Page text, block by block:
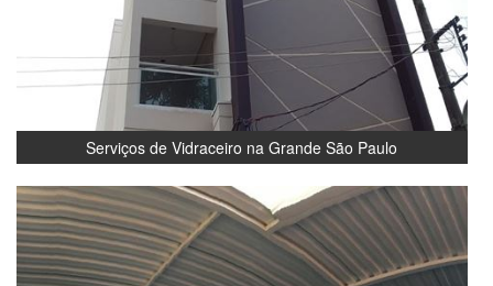
Serviços de Vidraceiro na Grande São Paulo